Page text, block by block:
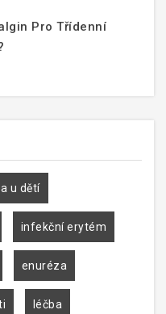
Pro Třídenní
u dětí
infekční erytém
enuréza
léčba